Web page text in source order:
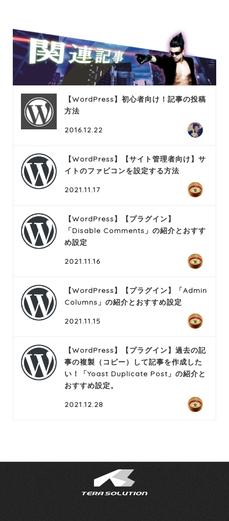
【WordPress】初心者向け！記事の投稿
方法
2016.12.22
【WordPress】【サイト管理者向け】サ
イトのファビコンを設定する方法
2021.11.17
【WordPress】【プラグイン】
「Disable Comments」の紹介とおすす
め設定
2021.11.16
【WordPress】【プラグイン】「Admin
Columns」の紹介とおすすめ設定
2021.11.15
【WordPress】【プラグイン】過去の記
事の複製（コピー）して記事を作成した
い！「Yoast Duplicate Post」の紹介と
おすすめ設定。
2021.12.28